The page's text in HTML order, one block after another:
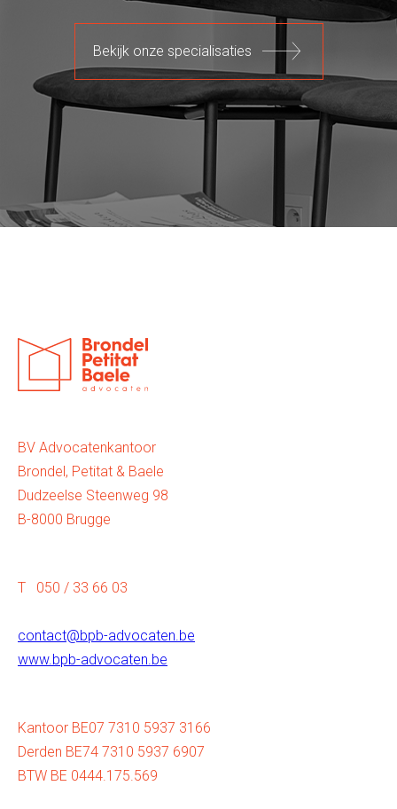
Bekijk onze specialisaties
BV Advocatenkantoor
Brondel, Petitat & Baele
Dudzeelse Steenweg 98
B-8000 Brugge
T 050 / 33 66 03
contact@bpb-advocaten.be
www.bpb-advocaten.be
Kantoor BE07 7310 5937 3166
Derden BE74 7310 5937 6907
BTW BE 0444.175.569